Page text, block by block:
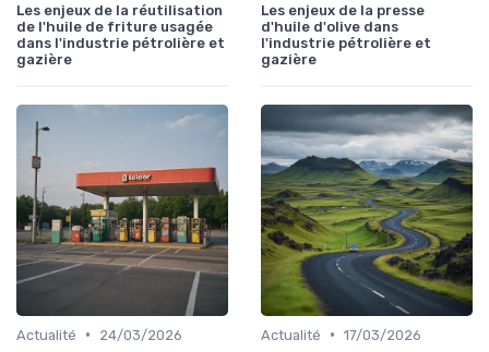
Les enjeux de la réutilisation
de l'huile de friture usagée
dans l'industrie pétrolière et
gazière
Les enjeux de la presse
d'huile d'olive dans
l'industrie pétrolière et
gazière
Actualité •
24/03/2026
Actualité • 17/03/2026